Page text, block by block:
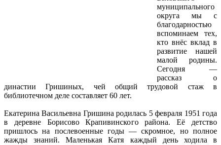
муниципального
округа мы с
благодарностью
вспоминаем тех,
кто внёс вклад в
развитие нашей
малой родины.
Сегодня —
рассказ о
династии Гришиных, чей общий трудовой стаж в
библиотечном деле составляет 60 лет.
Екатерина Васильевна Гришина родилась 5 февраля 1951 года
в деревне Борисово Крапивинского района. Её детство
пришлось на послевоенные годы — скромное, но полное
жажды знаний. Маленькая Катя каждый день ходила в